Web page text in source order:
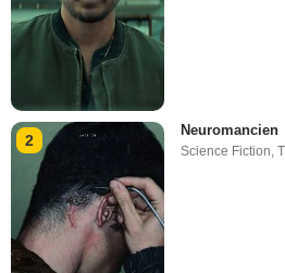
2
Neuromancien
Science Fiction,